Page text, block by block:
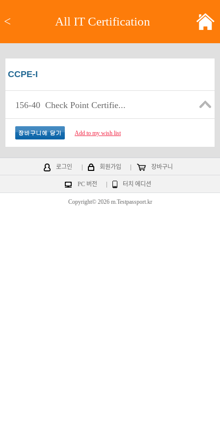
< All IT Certification
CCPE-I
156-40 Check Point Certifie...
Add to my wish list
로그인 회원가입 장바구니
PC 버전 터치 에디션
Copyright© 2026 m.Testpassport.kr